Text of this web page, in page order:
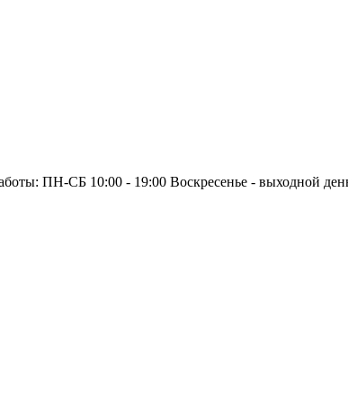
ПН-СБ 10:00 - 19:00 Воскресенье - выходной